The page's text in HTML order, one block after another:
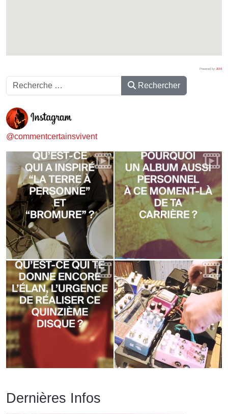
Powered by JEM
Rechercher Rechercher
@commentcertainsvivent
Dernières Infos